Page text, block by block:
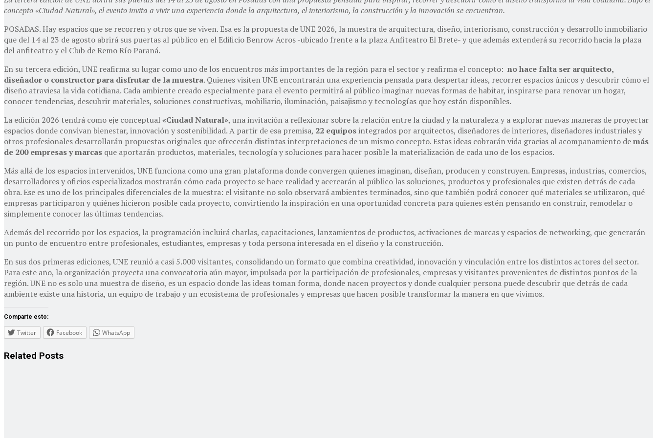
concepto «Ciudad Natural», el evento invita a vivir una experiencia donde la arquitectura, el interiorismo, la construcción y la innovación se encuentran.
POSADAS. Hay espacios que se recorren y otros que se viven. Esa es la propuesta de UNE 2026, la muestra de arquitectura, diseño, interiorismo, construcción y desarrollo inmobiliario
que del 14 al 23 de agosto abrirá sus puertas al público en el Edificio Benrow Acros -ubicado frente a la plaza Anfiteatro El Brete- y que además extenderá su recorrido hacia la plaza
del anfiteatro y el Club de Remo Río Paraná.
En su tercera edición, UNE reafirma su lugar como uno de los encuentros más importantes de la región para el sector y reafirma el concepto: no hace falta ser arquitecto,
diseñador o constructor para disfrutar de la muestra. Quienes visiten UNE encontrarán una experiencia pensada para despertar ideas, recorrer espacios únicos y descubrir cómo el
diseño atraviesa la vida cotidiana. Cada ambiente creado especialmente para el evento permitirá al público imaginar nuevas formas de habitar, inspirarse para renovar un hogar,
conocer tendencias, descubrir materiales, soluciones constructivas, mobiliario, iluminación, paisajismo y tecnologías que hoy están disponibles.
La edición 2026 tendrá como eje conceptual«Ciudad Natural», una invitación a reflexionar sobre la relación entre la ciudad y la naturaleza y a explorar nuevas maneras de proyectar
espacios donde convivan bienestar, innovación y sostenibilidad. A partir de esa premisa, 22 equiposintegrados por arquitectos, diseñadores de interiores, diseñadores industriales y
otros profesionales desarrollarán propuestas originales que ofrecerán distintas interpretaciones de un mismo concepto. Estas ideas cobrarán vida gracias al acompañamiento demás
de 200 empresas y marcas que aportarán productos, materiales, tecnología y soluciones para hacer posible la materialización de cada uno de los espacios.
Más allá de los espacios intervenidos, UNE funciona como una gran plataforma donde convergen quienes imaginan, diseñan, producen y construyen. Empresas, industrias, comercios,
desarrolladores y oficios especializados mostrarán cómo cada proyecto se hace realidad y acercarán al público las soluciones, productos y profesionales que existen detrás de cada
obra. Ese es uno de los principales diferenciales de la muestra: el visitante no solo observará ambientes terminados, sino que también podrá conocer qué materiales se utilizaron, qué
empresas participaron y quiénes hicieron posible cada proyecto, convirtiendo la inspiración en una oportunidad concreta para quienes estén pensando en construir, remodelar o
simplemente conocer las últimas tendencias.
Además del recorrido por los espacios, la programación incluirá charlas, capacitaciones, lanzamientos de productos, activaciones de marcas y espacios de networking, que generarán
un punto de encuentro entre profesionales, estudiantes, empresas y toda persona interesada en el diseño y la construcción.
En sus dos primeras ediciones, UNE reunió a casi 5.000 visitantes, consolidando un formato que combina creatividad, innovación y vinculación entre los distintos actores del sector.
Para este año, la organización proyecta una convocatoria aún mayor, impulsada por la participación de profesionales, empresas y visitantes provenientes de distintos puntos de la
región. UNE no es solo una muestra de diseño, es un espacio donde las ideas toman forma, donde nacen proyectos y donde cualquier persona puede descubrir que detrás de cada
ambiente existe una historia, un equipo de trabajo y un ecosistema de profesionales y empresas que hacen posible transformar la manera en que vivimos.
Comparte esto:
Twitter Facebook WhatsApp
Related Posts